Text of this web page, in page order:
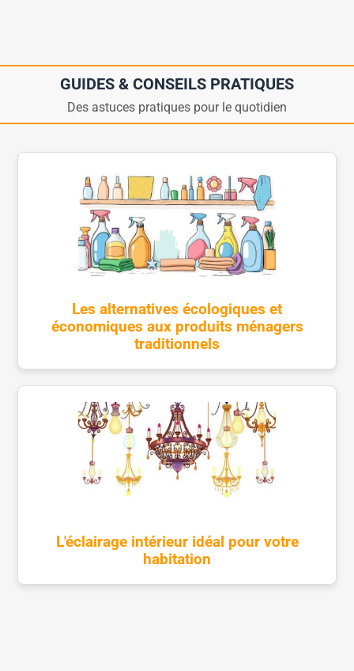
GUIDES & CONSEILS PRATIQUES
Des astuces pratiques pour le quotidien
Les alternatives écologiques et
économiques aux produits ménagers
traditionnels
L'éclairage intérieur idéal pour votre
habitation